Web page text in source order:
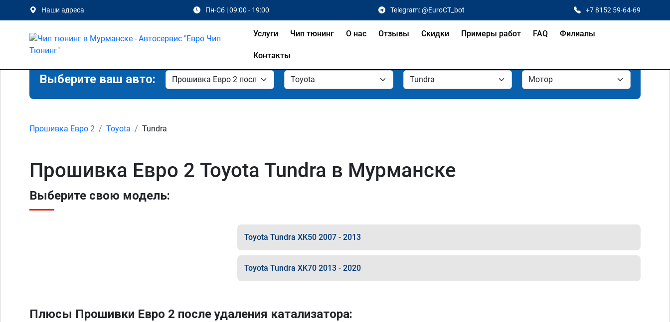
Наши адреса Пн-Сб | 09:00 - 19:00 Telegram: @EuroCT_bot +7 8152 59-64-69
Услуги Чип тюнинг О нас Отзывы Скидки Примеры работ FAQ Филиалы
Контакты
Выберите ваш авто:
Прошивка Евро 2 Toyota Tundra
Прошивка Евро 2 Toyota Tundra в Мурманске
Выберите свою модель:
Toyota Tundra XK50 2007 - 2013
Toyota Tundra XK70 2013 - 2020
Плюсы Прошивки Евро 2 после удаления катализатора: